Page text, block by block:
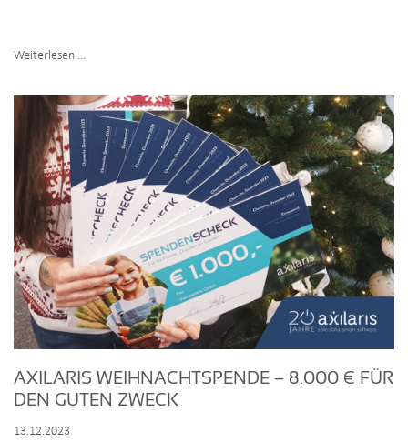
Weiterlesen …
frohe
Weihnachten
AXILARIS WEIHNACHTSPENDE – 8.000 € FÜR
DEN GUTEN ZWECK
13.12.2023